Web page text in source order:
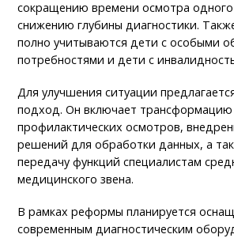
сокращению времени осмотра одного
снижению глубины диагностики.
полно учитываются дети с особыми
потребностями и дети с
Для улучшения ситуации
подход. Он включает трансформацию
профилактических осмотров,
решений для обработки данных, а
передачу функций специалистам
медицинского звена.
В рамках реформы планируется
современным диагностическим